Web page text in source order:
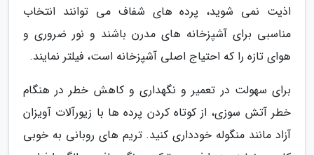
اذیت نمی شوید، پرده های شفاف می توانند انتخاب
مناسبی برای آشپزخانه های مدرن باشند و نور ضروری و
هوای تازه را که احتیاج اصلی آشپزخانه است، فیلتر نمایند.
برای سهولت در تعمیر و نگهداری و کاهش خطر در هنگام
خطر آتش سوزی، از کوتاه کردن پرده ها با زیورآلات آویزان
آزاد مانند منگوله خودداری کنید. تریم های روبانی به خوبی